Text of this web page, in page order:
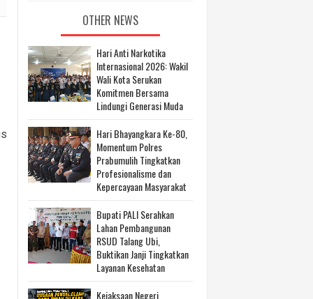
OTHER NEWS
Hari Anti Narkotika
Internasional 2026: Wakil
Wali Kota Serukan
Komitmen Bersama
Lindungi Generasi Muda
Hari Bhayangkara Ke-80,
Momentum Polres
Prabumulih Tingkatkan
Profesionalisme dan
Kepercayaan Masyarakat
Bupati PALI Serahkan
Lahan Pembangunan
RSUD Talang Ubi,
Buktikan Janji Tingkatkan
Layanan Kesehatan
Kejaksaan Negeri